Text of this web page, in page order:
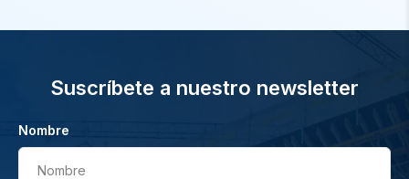
Suscríbete a nuestro newsletter
Nombre
Nombre